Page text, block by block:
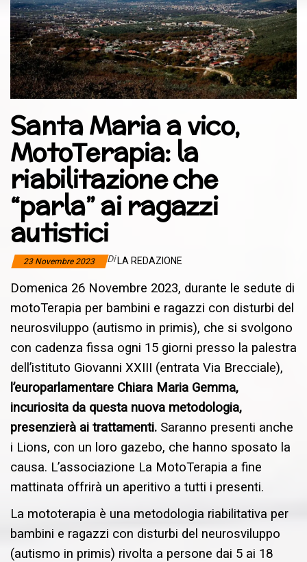
Santa Maria a vico,
MotoTerapia: la
riabilitazione che
“parla” ai ragazzi
autistici
23 Novembre 2023 Di LA REDAZIONE
Domenica 26 Novembre 2023, durante le sedute di
motoTerapia per bambini e ragazzi con disturbi del
neurosviluppo (autismo in primis), che si svolgono
con cadenza fissa ogni 15 giorni presso la palestra
dell’istituto Giovanni XXIII (entrata Via Brecciale),
l’europarlamentare Chiara Maria Gemma,
incuriosita da questa nuova metodologia,
presenzierà ai trattamenti. Saranno presenti anche
i Lions, con un loro gazebo, che hanno sposato la
causa. L’associazione La MotoTerapia a fine
mattinata offrirà un aperitivo a tutti i presenti.
La mototerapia è una metodologia riabilitativa per
bambini e ragazzi con disturbi del neurosviluppo
(autismo in primis) rivolta a persone dai 5 ai 18